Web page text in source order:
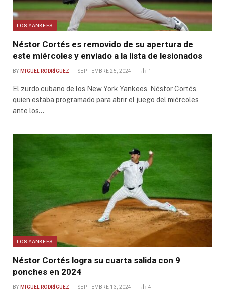
LOS YANKEES
Néstor Cortés es removido de su apertura de
este miércoles y enviado a la lista de lesionados
BY MIGUEL RODRÍGUEZ SEPTIEMBRE 25, 2024 1
El zurdo cubano de los New York Yankees, Néstor Cortés,
quien estaba programado para abrir el juego del miércoles
ante los…
LOS YANKEES
Néstor Cortés logra su cuarta salida con 9
ponches en 2024
BY MIGUEL RODRÍGUEZ SEPTIEMBRE 13, 2024 4